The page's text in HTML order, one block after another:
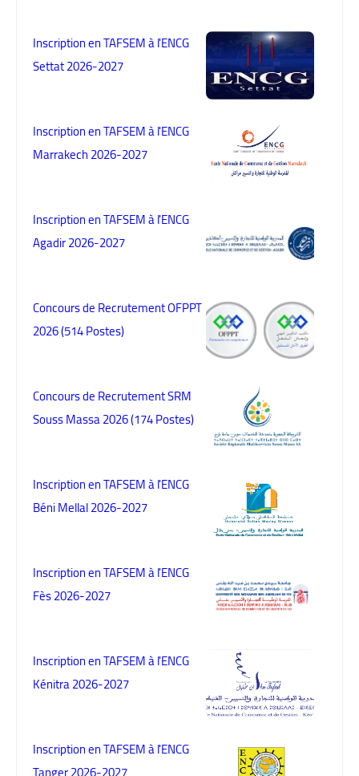
Inscription en TAFSEM à l'ENCG
Settat 2026-2027
Inscription en TAFSEM à l'ENCG
Marrakech 2026-2027
Inscription en TAFSEM à l'ENCG
Agadir 2026-2027
Concours de Recrutement OFPPT
2026 (514 Postes)
Concours de Recrutement SRM
Souss Massa 2026 (174 Postes)
Inscription en TAFSEM à l'ENCG
Béni Mellal 2026-2027
Inscription en TAFSEM à l'ENCG
Fès 2026-2027
Inscription en TAFSEM à l'ENCG
Kénitra 2026-2027
Inscription en TAFSEM à l'ENCG